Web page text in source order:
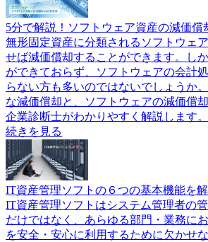
5分で解説！ソフトウェア資産の減価償
無形固定資産に分類されるソフトウェ
せば減価償却することができます。し
ができておらず、ソフトウェアの会計
らない方も多いのではないでしょうか
な減価償却と、ソフトウェアの減価償
企業診断士がわかりやすく解説します。
続きを見る
IT資産管理ソフトの６つの基本機能を解
IT資産管理ソフトはシステム管理者の
だけではなく、あらゆる部門・業務に
を安全・安心に利用するために欠かせ